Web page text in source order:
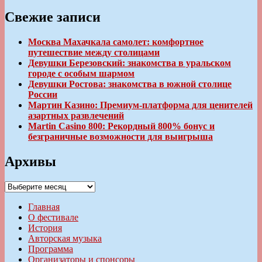
Свежие записи
Москва Махачкала самолет: комфортное
путешествие между столицами
Девушки Березовский: знакомства в уральском
городе с особым шармом
Девушки Ростова: знакомства в южной столице
России
Мартин Казино: Премиум-платформа для ценителей
азартных развлечений
Martin Casino 800: Рекордный 800% бонус и
безграничные возможности для выигрыша
Архивы
Архивы
Главная
О фестивале
История
Авторская музыка
Программа
Организаторы и спонсоры